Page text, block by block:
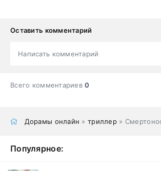
Оставить комментарий
Написать комментарий
Всего комментариев0
Дорамы онлайн »триллер »
Популярное: